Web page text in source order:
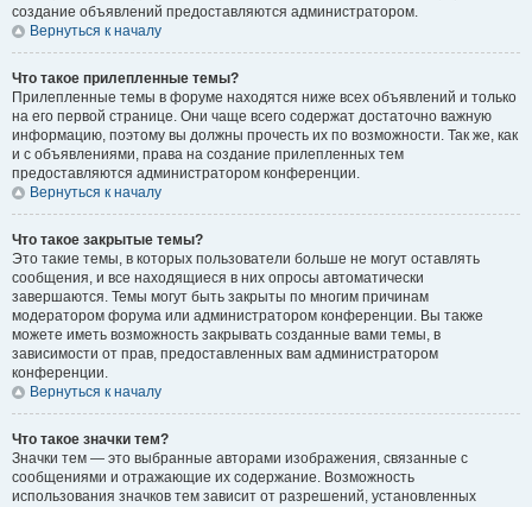
создание объявлений предоставляются администратором.
Вернуться к началу
Что такое прилепленные темы?
Прилепленные темы в форуме находятся ниже всех объявлений и только
на его первой странице. Они чаще всего содержат достаточно важную
информацию, поэтому вы должны прочесть их по возможности. Так же, как
и с объявлениями, права на создание прилепленных тем
предоставляются администратором конференции.
Вернуться к началу
Что такое закрытые темы?
Это такие темы, в которых пользователи больше не могут оставлять
сообщения, и все находящиеся в них опросы автоматически
завершаются. Темы могут быть закрыты по многим причинам
модератором форума или администратором конференции. Вы также
можете иметь возможность закрывать созданные вами темы, в
зависимости от прав, предоставленных вам администратором
конференции.
Вернуться к началу
Что такое значки тем?
Значки тем — это выбранные авторами изображения, связанные с
сообщениями и отражающие их содержание. Возможность
использования значков тем зависит от разрешений, установленных